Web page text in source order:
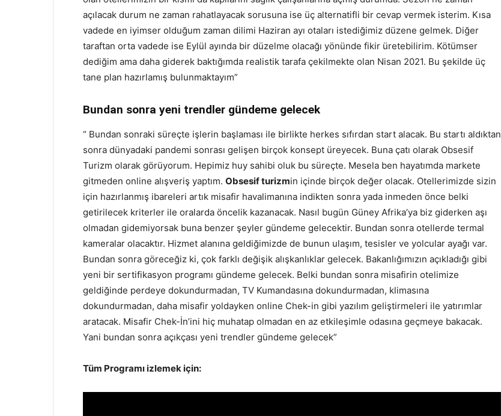
açılacak durum ne zaman rahatlayacak sorusuna ise üç alternatifli bir cevap vermek isterim. Kısa
vadede en iyimser olduğum zaman dilimi Haziran ayı otaları istediğimiz düzene gelmek. Diğer
taraftan orta vadede ise Eylül ayında bir düzelme olacağı yönünde fikir üretebilirim. Kötümser
dediğim ama daha giderek baktığımda realistik tarafa çekilmekte olan Nisan 2021. Bu şekilde üç
tane plan hazırlamış bulunmaktayım”
Bundan sonra yeni trendler gündeme gelecek
“ Bundan sonraki süreçte işlerin başlaması ile birlikte herkes sıfırdan start alacak. Bu startı aldıktan
sonra dünyadaki pandemi sonrası gelişen birçok konsept üreyecek. Buna çatı olarak Obsesif
Turizm olarak görüyorum. Hepimiz huy sahibi oluk bu süreçte. Mesela ben hayatımda markete
gitmeden online alışveriş yaptım. Obsesif turizmin içinde birçok değer olacak. Otellerimizde sizin
için hazırlanmış ibareleri artık misafir havalimanına indikten sonra yada inmeden önce belki
getirilecek kriterler ile oralarda öncelik kazanacak. Nasıl bugün Güney Afrika’ya biz giderken aşı
olmadan gidemiyorsak buna benzer şeyler gündeme gelecektir. Bundan sonra otellerde termal
kameralar olacaktır. Hizmet alanına geldiğimizde de bunun ulaşım, tesisler ve yolcular ayağı var.
Bundan sonra göreceğiz ki, çok farklı değişik alışkanlıklar gelecek. Bakanlığımızın açıkladığı gibi
yeni bir sertifikasyon programı gündeme gelecek. Belki bundan sonra misafirin otelimize
geldiğinde perdeye dokundurmadan, TV Kumandasına dokundurmadan, klimasına
dokundurmadan, daha misafir yoldayken online Chek-in gibi yazılım geliştirmeleri ile yatırımlar
aratacak. Misafir Chek-İn’ini hiç muhatap olmadan en az etkileşimle odasına geçmeye bakacak.
Yani bundan sonra açıkçası yeni trendler gündeme gelecek”
Tüm Programı izlemek için: